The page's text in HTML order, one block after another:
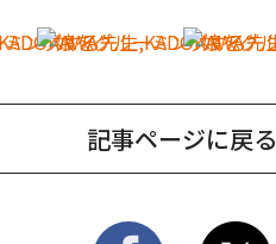
記事ページに戻る